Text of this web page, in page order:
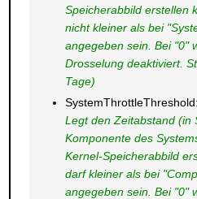
Speicherabbild erstellen
nicht kleiner als bei
angegeben sein. Bei "0"
Drosselung deaktiviert.
Tage)
SystemThrottleThreshold:
Legt den Zeitabstand (in
Komponente des
Kernel-Speicherabbild
darf kleiner als bei
angegeben sein. Bei "0"